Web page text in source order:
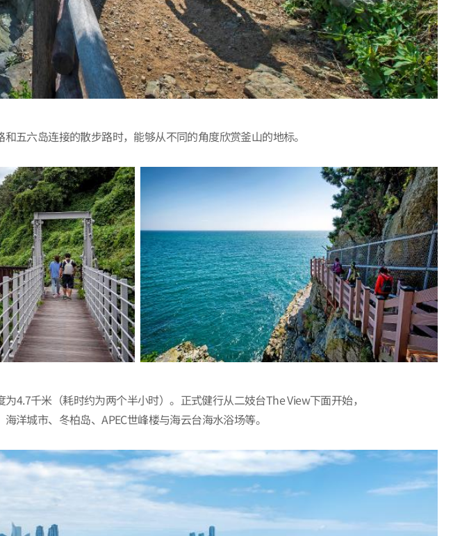
五六岛连接的散步路时，能够从不同的角度欣赏釜山的地标。
4.7千米（耗时约为两个半小时）。正式健行从二妓台The View下面开始，
洋城市、冬柏岛、APEC世峰楼与海云台海水浴场等。